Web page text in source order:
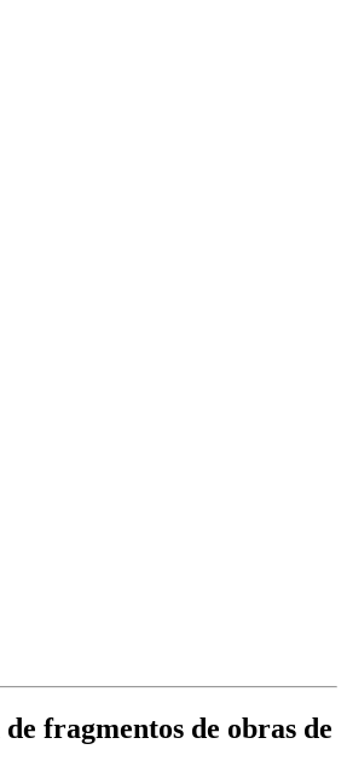
fragmentos de obras de